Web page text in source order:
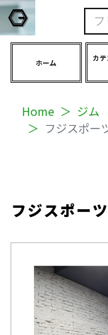
ホーム
カ
Home
ジム
フジスポー
フジスポー